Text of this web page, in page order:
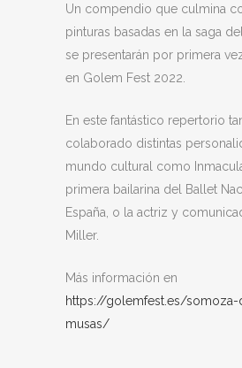
Un compendio que culmina
pinturas basadas en la saga
se presentarán por primera
en Golem Fest 2022.
En este fantástico repertorio
colaborado distintas
mundo cultural como
primera bailarina del Ballet
España, o la actriz y
Miller.
Más información en
https://golemfest.es/somoza-
musas/